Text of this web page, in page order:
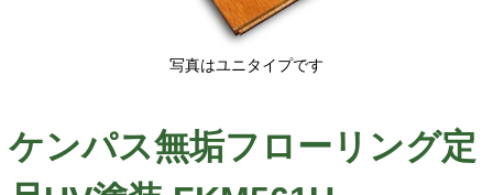
写真はユニタイプです
ケンパス無垢フローリング定